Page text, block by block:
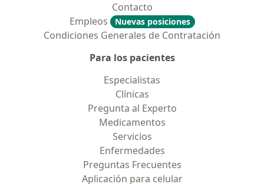
Contacto
Empleos
Nuevas posiciones
Condiciones Generales de Contratación
Para los pacientes
Especialistas
Clínicas
Pregunta al Experto
Medicamentos
Servicios
Enfermedades
Preguntas Frecuentes
Aplicación para celular